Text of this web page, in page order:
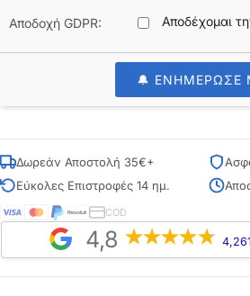
Αποδοχή GDPR: Αποδέχομαι
🔔 ΕΝΗΜΕΡΩΣΕ
Δωρεάν Αποστολή 35€+
Εύκολες Επιστροφές 14 ημ.
COD
4,8